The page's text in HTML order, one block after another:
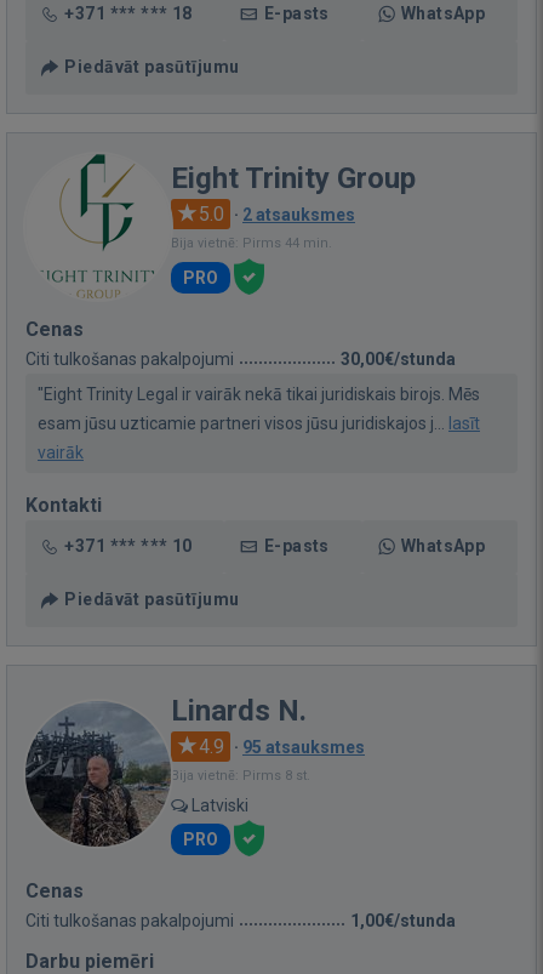
+371 *** *** 18 E-pasts WhatsApp
Piedāvāt pasūtījumu
Eight Trinity Group
5.0 · 2 atsauksmes
Bija vietnē: Pirms 44 min.
PRO
Cenas
Citi tulkošanas pakalpojumi
30,00€/stunda
"Eight Trinity Legal ir vairāk nekā tikai juridiskais birojs. Mēs
esam jūsu uzticamie partneri visos jūsu juridiskajos j... lasīt
vairāk
Kontakti
+371 *** *** 10 E-pasts WhatsApp
Piedāvāt pasūtījumu
Linards N.
4.9 · 95 atsauksmes
Bija vietnē: Pirms 8 st.
Latviski
PRO
Cenas
Citi tulkošanas pakalpojumi 1,00€/stunda
Darbu piemēri